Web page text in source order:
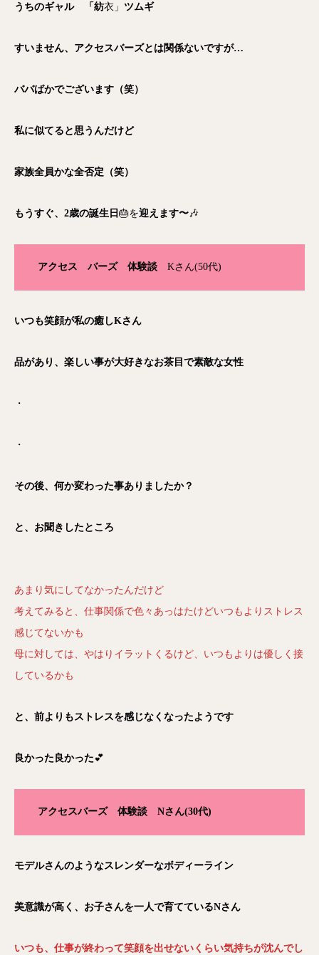
うちのギャル 「紡衣」 ツムギ
すいません、アクセスバーズとは関係ないですが…
ババばかでございます（笑）
私に似てると思うんだけど
家族全員かな全否定（笑）
もうすぐ、2歳の誕生日 🎂を迎えます〜🎶
アクセス バーズ 体験談 Kさん(50代)
いつも笑顔が私の癒しKさん
品があり、楽しい事が大好きなお茶目で素敵な女性
・
・
その後、何か変わった事ありましたか？
と、お聞きしたところ
あまり気にしてなかったんだけど
考えてみると、仕事関係で色々あっはたけどいつもよりストレス
感じてないかも
母に対しては、やはりイラットくるけど、いつもよりは優しく接
しているかも
と、前よりもストレスを感じなくなったようです
良かった良かった💕
アクセスバーズ 体験談 Nさん(30代)
モデルさんのようなスレンダーなボディーライン
美意識が高く、お子さんを一人で育てているNさん
いつも、仕事が終わって笑顔を出せないくらい気持ちが沈んでし